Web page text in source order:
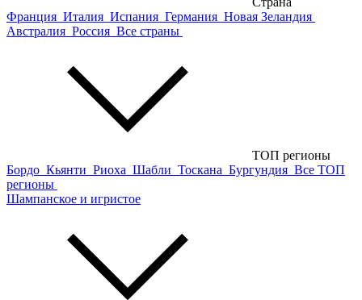
Франция Италия Испания Германия Новая Зеландия
Австралия Россия Все страны
ТОП регионы
Бордо Кьянти Риоха Шабли Тоскана Бургундия Все ТОП
регионы
Шампанское и игристое